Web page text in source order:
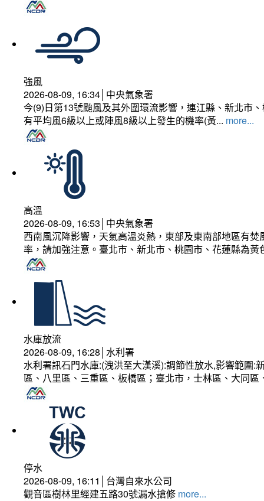
強風
2026-08-09, 16:34│中央氣象署
今(9)日第13號颱風及其外圍環流影響，連江縣、新北市
有平均風6級以上或陣風8級以上發生的機率(黃... more...
高溫
2026-08-09, 16:53│中央氣象署
西南風沉降影響，天氣高溫炎熱，東部及東南部地區有
率，請加強注意。臺北市、新北市、桃園市、花蓮縣為
水庫放流
2026-08-09, 16:28│水利署
水利署訊石門水庫:(洩洪至大漢溪):調節性放水,影響範圍
區、八里區、三重區、板橋區；臺北市，士林區、大同
停水
2026-08-09, 16:11│台灣自來水公司
觀音區樹林里經建五路30號漏水搶修 more...